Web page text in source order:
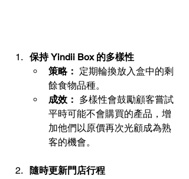
保持 Yindii Box 的多樣性
策略： 定期輪換放入盒中的剩
餘食物品種。
成效： 多樣性會鼓勵顧客嘗試
平時可能不會購買的產品，增
加他們以原價再次光顧成為熟
客的機會。
隨時更新門店行程